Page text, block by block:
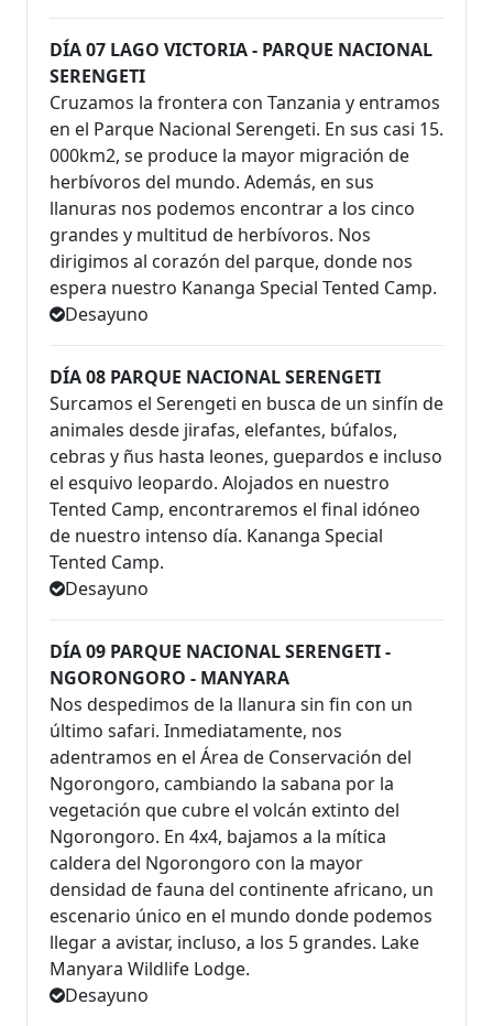
DÍA 07 LAGO VICTORIA - PARQUE NACIONAL
SERENGETI
Cruzamos la frontera con Tanzania y entramos
en el Parque Nacional Serengeti. En sus casi 15.
000km2, se produce la mayor migración de
herbívoros del mundo. Además, en sus
llanuras nos podemos encontrar a los cinco
grandes y multitud de herbívoros. Nos
dirigimos al corazón del parque, donde nos
espera nuestro Kananga Special Tented Camp.
Desayuno
DÍA 08 PARQUE NACIONAL SERENGETI
Surcamos el Serengeti en busca de un sinfín de
animales desde jirafas, elefantes, búfalos,
cebras y ñus hasta leones, guepardos e incluso
el esquivo leopardo. Alojados en nuestro
Tented Camp, encontraremos el final idóneo
de nuestro intenso día. Kananga Special
Tented Camp.
Desayuno
DÍA 09 PARQUE NACIONAL SERENGETI -
NGORONGORO - MANYARA
Nos despedimos de la llanura sin fin con un
último safari. Inmediatamente, nos
adentramos en el Área de Conservación del
Ngorongoro, cambiando la sabana por la
vegetación que cubre el volcán extinto del
Ngorongoro. En 4x4, bajamos a la mítica
caldera del Ngorongoro con la mayor
densidad de fauna del continente africano, un
escenario único en el mundo donde podemos
llegar a avistar, incluso, a los 5 grandes. Lake
Manyara Wildlife Lodge.
Desayuno